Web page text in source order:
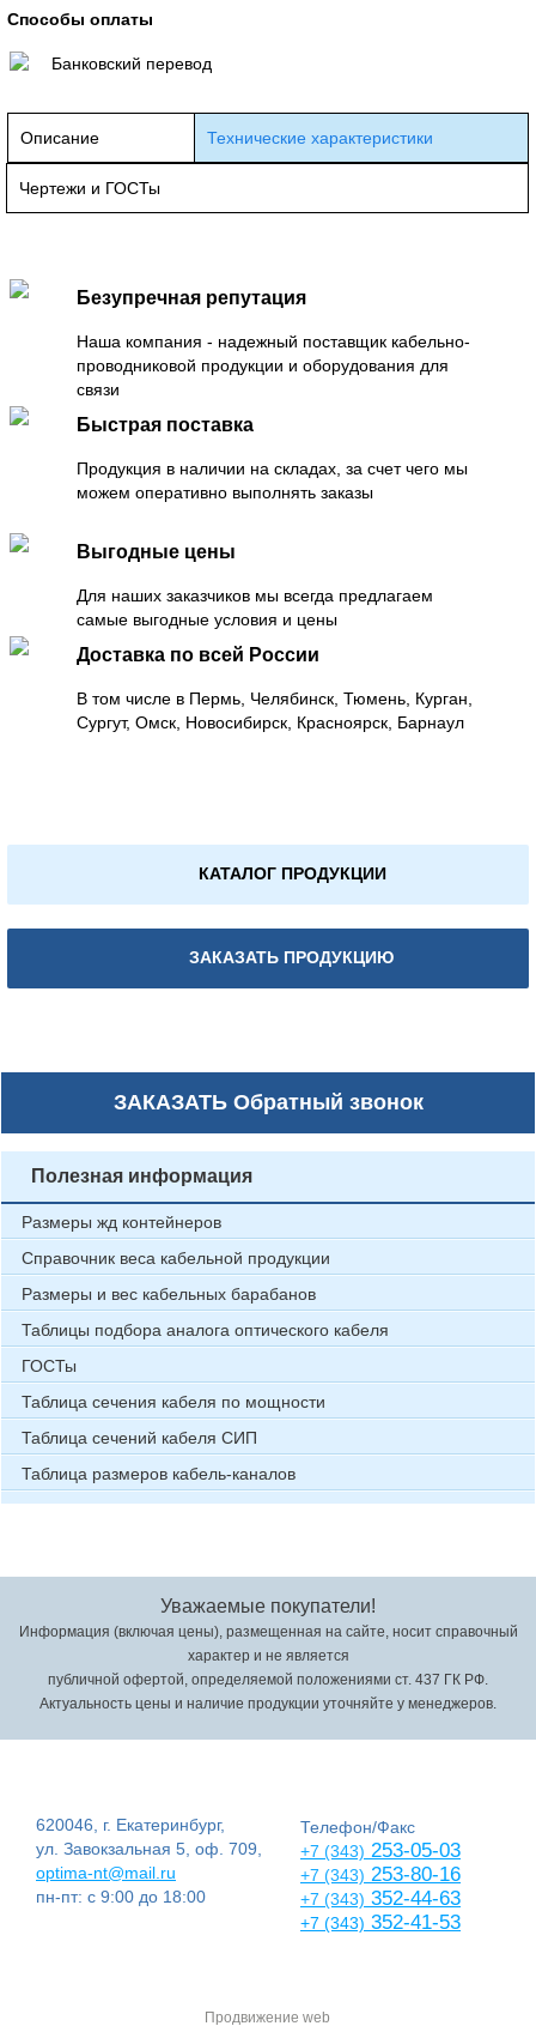
Способы оплаты
Банковский перевод
Описание Технические характеристики
Чертежи и ГОСТы
Безупречная репутация
Наша компания - надежный поставщик кабельно-
проводниковой продукции и оборудования для
связи
Быстрая поставка
Продукция в наличии на складах, за счет чего мы
можем оперативно выполнять заказы
Выгодные цены
Для наших заказчиков мы всегда предлагаем
самые выгодные условия и цены
Доставка по всей России
В том числе в Пермь, Челябинск, Тюмень, Курган,
Сургут, Омск, Новосибирск, Красноярск, Барнаул
КАТАЛОГ ПРОДУКЦИИ
ЗАКАЗАТЬ ПРОДУКЦИЮ
ЗАКАЗАТЬОбратный звонок
Полезная информация
Размеры жд контейнеров
Справочник веса кабельной продукции
Размеры и вес кабельных барабанов
Таблицы подбора аналога оптического кабеля
ГОСТы
Таблица сечения кабеля по мощности
Таблица сечений кабеля СИП
Таблица размеров кабель-каналов
Уважаемые покупатели!
Информация (включая цены), размещенная на сайте, носит справочный
характер и не является
публичной офертой, определяемой положениями ст. 437 ГК РФ.
Актуальность цены и наличие продукции уточняйте у менеджеров.
620046, г. Екатеринбург,
ул. Завокзальная 5, оф. 709,
optima-nt@mail.ru
пн-пт: с 9:00 до 18:00
Телефон/Факс
+7 (343) 253-05-03
+7 (343) 253-80-16
+7 (343) 352-44-63
+7 (343) 352-41-53
Продвижение web